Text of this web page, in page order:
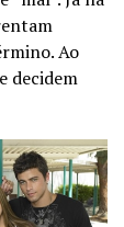
Ao
decidem